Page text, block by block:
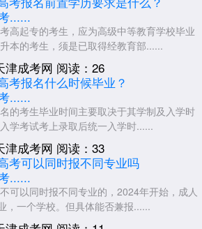
信号屏蔽设备及应急电源保障，确保考试
停车场，但考位有限，建议优先选择公共交
考资讯网”下载并打印准考证，核对考试时
带有效身份证件及准考证，遵守考场规
备进入考场。
津市成人高考考点有哪些地方”的简单介
持续关注天津成人高考网www.shcrgk.com
......
高起专的考生，应为高级中等教育学校毕业
本的考生，须是已取得经教育部......
津成考网 阅读：26
......
的考生毕业时间主要取决于其学制及入学时
学考试考上录取后统一入学时......
津成考网 阅读：33
......
可以同时报不同专业的，2024年开始，成人
，一个学校。但具体能否兼报......